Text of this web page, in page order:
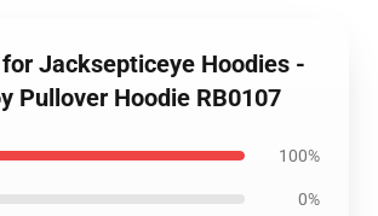
Jacksepticeye Hoodies -
Pullover Hoodie RB0107
100%
0%